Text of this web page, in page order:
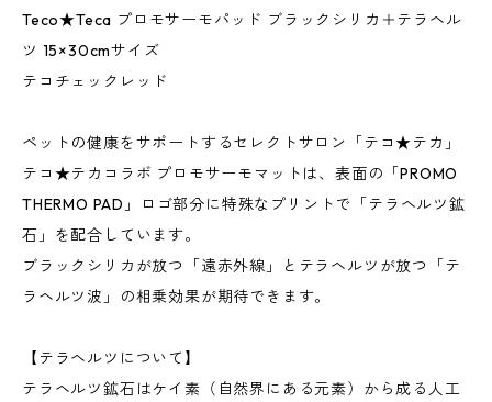
Teco★Teca プロモサーモパッド ブラックシリカ＋テラヘル
ツ 15×30cmサイズ
テコチェックレッド
ペットの健康をサポートするセレクトサロン「テコ★テカ」
テコ★テカコラボ プロモサーモマットは、表面の「PROMO
THERMO PAD」ロゴ部分に特殊なプリントで「テラヘルツ鉱
石」を配合しています。
ブラックシリカが放つ「遠赤外線」とテラヘルツが放つ「テ
ラヘルツ波」の相乗効果が期待できます。
【テラヘルツについて】
テラヘルツ鉱石はケイ素（自然界にある元素）から成る人工